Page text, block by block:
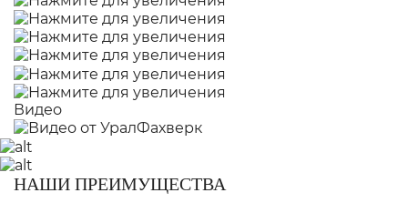
Видео
НАШИ ПРЕИМУЩЕСТВА